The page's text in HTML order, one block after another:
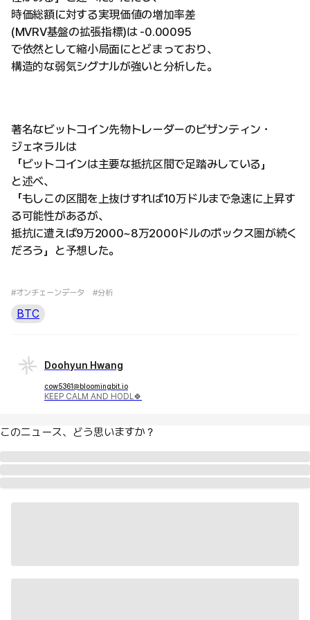
時価総額に対する実現価値の増加率差
(MVRV基盤の拡張指標)は -0.00095
で依然として縮小局面にとどまっており、
構造的な弱気シグナルが強いと分析した。
著名なビットコイン先物トレーダーのビザンティン・
ジェネラルは
「ビットコインは主要な抵抗区間で足踏みしている」
と述べ、
「もしこの区間を上抜けすれば10万ドルまで急速に上昇す
る可能性があるが、
抵抗に遭えば9万2000~8万2000ドルのボックス圏が続く
だろう」と予想した。
#オンチェーンデータ #分析
BTC
Doohyun Hwang
cow5361@bloomingbit.io
KEEP CALM AND HODL🍀
このニュース、どう思いますか？